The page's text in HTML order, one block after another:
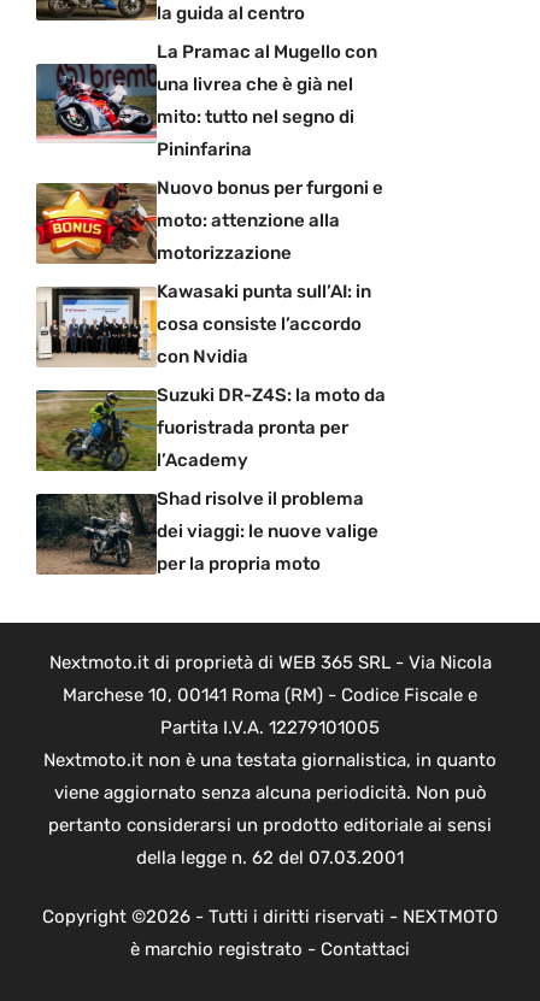
la guida al centro
La Pramac al Mugello con
una livrea che è già nel
mito: tutto nel segno di
Pininfarina
Nuovo bonus per furgoni e
moto: attenzione alla
motorizzazione
Kawasaki punta sull’AI: in
cosa consiste l’accordo
con Nvidia
Suzuki DR-Z4S: la moto da
fuoristrada pronta per
l’Academy
Shad risolve il problema
dei viaggi: le nuove valige
per la propria moto
Nextmoto.it di proprietà di WEB 365 SRL - Via Nicola
Marchese 10, 00141 Roma (RM) - Codice Fiscale e
Partita I.V.A. 12279101005
Nextmoto.it non è una testata giornalistica, in quanto
viene aggiornato senza alcuna periodicità. Non può
pertanto considerarsi un prodotto editoriale ai sensi
della legge n. 62 del 07.03.2001
Copyright ©2026 - Tutti i diritti riservati - NEXTMOTO
è marchio registrato - Contattaci